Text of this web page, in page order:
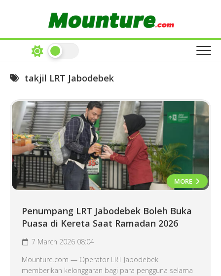
takjil LRT Jabodebek
MORE
Penumpang LRT Jabodebek Boleh Buka
Puasa di Kereta Saat Ramadan 2026
7 March 2026 08:04
Mounture.com — Operator LRT Jabodebek
memberikan kelonggaran bagi para pengguna selama